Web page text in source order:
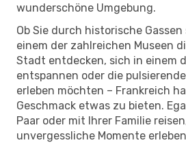
wunderschöne Umgebung.
Ob Sie durch historische
einem der zahlreichen Museen
Stadt entdecken, sich in einem
entspannen oder die
erleben möchten – Frankreich
Geschmack etwas zu bieten.
Paar oder mit Ihrer Familie
unvergessliche Momente